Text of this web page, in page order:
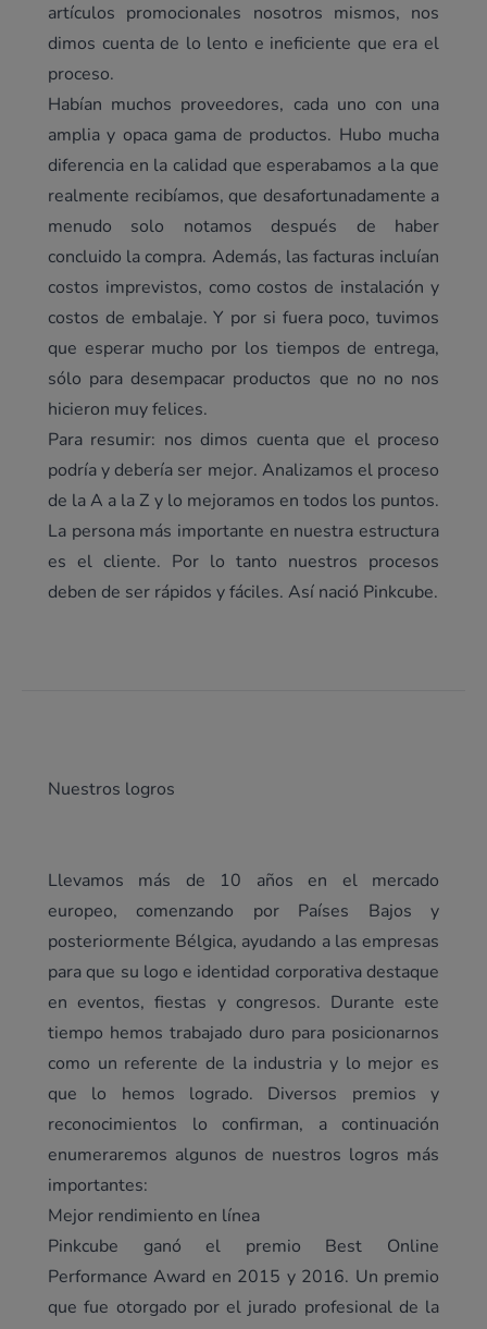
artículos promocionales nosotros mismos, nos
dimos cuenta de lo lento e ineficiente que era el
proceso.
Habían muchos proveedores, cada uno con una
amplia y opaca gama de productos. Hubo mucha
diferencia en la calidad que esperabamos a la que
realmente recibíamos, que desafortunadamente a
menudo solo notamos después de haber
concluido la compra. Además, las facturas incluían
costos imprevistos, como costos de instalación y
costos de embalaje. Y por si fuera poco, tuvimos
que esperar mucho por los tiempos de entrega,
sólo para desempacar productos que no no nos
hicieron muy felices.
Para resumir: nos dimos cuenta que el proceso
podría y debería ser mejor. Analizamos el proceso
de la A a la Z y lo mejoramos en todos los puntos.
La persona más importante en nuestra estructura
es el cliente. Por lo tanto nuestros procesos
deben de ser rápidos y fáciles. Así nació Pinkcube.
Nuestros logros
Llevamos más de 10 años en el mercado
europeo, comenzando por Países Bajos y
posteriormente Bélgica, ayudando a las empresas
para que su logo e identidad corporativa destaque
en eventos, fiestas y congresos. Durante este
tiempo hemos trabajado duro para posicionarnos
como un referente de la industria y lo mejor es
que lo hemos logrado. Diversos premios y
reconocimientos lo confirman, a continuación
enumeraremos algunos de nuestros logros más
importantes:
Mejor rendimiento en línea
Pinkcube ganó el premio Best Online
Performance Award en 2015 y 2016. Un premio
que fue otorgado por el jurado profesional de la